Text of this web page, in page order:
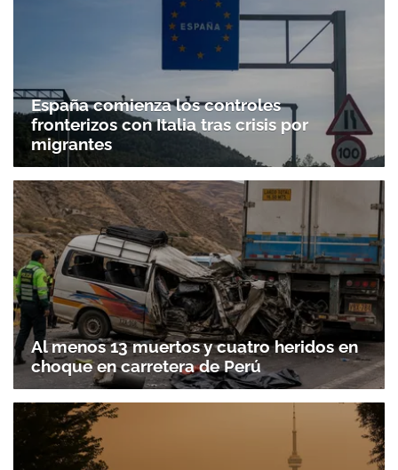
Gracias por suscribirte a nuestro boletín.
ACEPTAR
España comienza los controles
fronterizos con Italia tras crisis por
migrantes
Al menos 13 muertos y cuatro heridos en
choque en carretera de Perú